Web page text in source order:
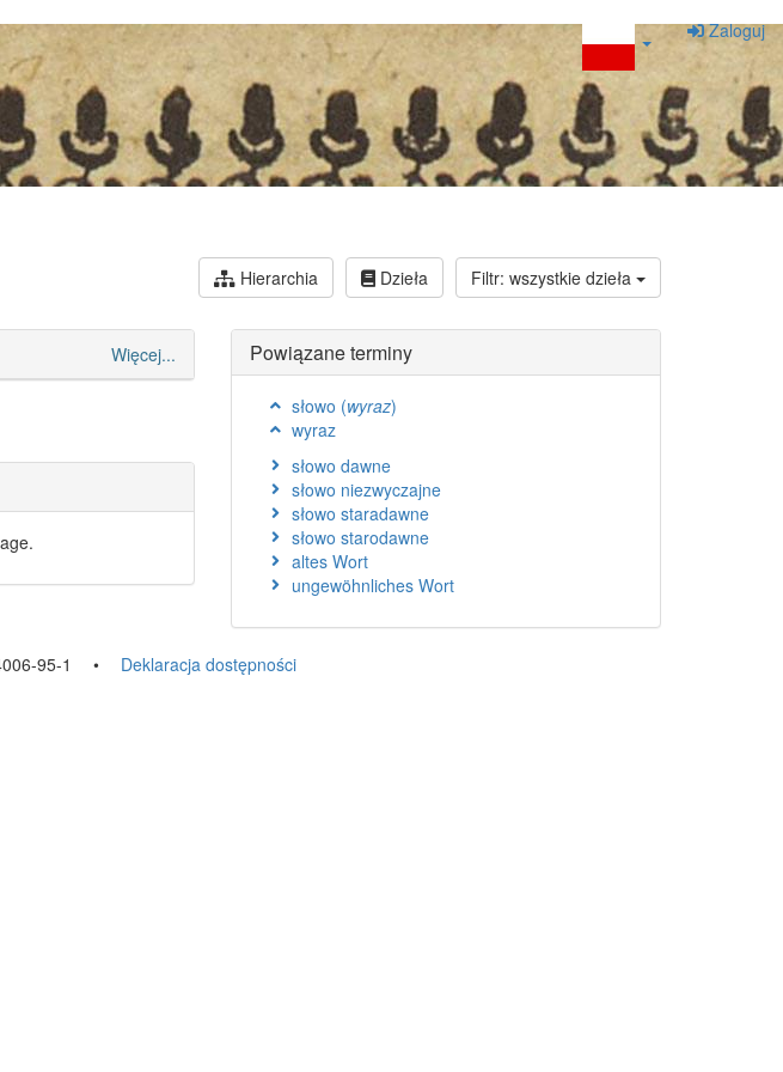
Zaloguj
Hierarchia Dzieła
Filtr: wszystkie dzieła
Więcej... Powiązane terminy
słowo (wyraz)
wyraz
słowo dawne
słowo niezwyczajne
słowo staradawne
słowo starodawne
altes Wort
ungewöhnliches Wort
95-1 • Deklaracja dostępności